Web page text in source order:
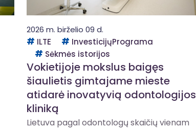
2026 m. birželio 09 d.
ILTE
InvesticijųPrograma
Sėkmės istorijos
Vokietijoje mokslus baigęs
šiaulietis gimtajame mieste
atidarė inovatyvią odontologijos
kliniką
Lietuva pagal odontologų skaičių vienam